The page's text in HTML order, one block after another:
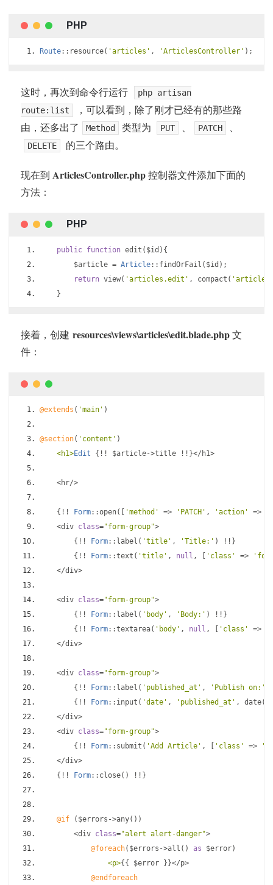
Route:: resource( 'articles' , 'ArticlesController' );
这时，再次到命令行运行
php artisan
route:list
，可以看到，除了刚才已经有的那些路
由，还多出了
Method 类型为 PUT PATCH
DELETE 的三个路由。
现在到 ArticlesController.php控制器文件添加下面的
方法：
public function edit ( $id ){
        $article
= Article:: findOrFail ( $id );
return view( 'articles.edit' , compact ( 'article'
}
接着，创建 resources\views\articles\edit.blade.php文
件：
@extends ( 'main' )
@section( 'content' )
<h1>Edit {!! $article->title !!}</ h1>
<hr/>
{!! Form::open([ 'method' => 'PATCH' , 'action' =>
<div class="form-group">
{!!
Form:: label ( 'title' , 'Title:' )
!!}
{!!
Form::text ( 'title' , null , 'class' =>
</div>
<div class="form-group">
{!!
Form:: label ( 'body' , 'Body:' )
!!}
{!!
Form::textarea( 'body' , null , 'class' =>
</div>
<div class="form-group">
{!!
Form:: label ( 'published_at' , 'Publish on:'
{!!
Form:: input ( 'date' , 'published_at' , date(
</div>
<div class="form-group">
{!!
Form:: submit ( 'Add Article' , 'class' =>
</div>
{!!
Form:: close() !!}
@if ( $errors ->any())
<div class="alert alert-danger">
@foreach( $errors ->all () as $error)
<p>{{ $error }}</p>
@endforeach